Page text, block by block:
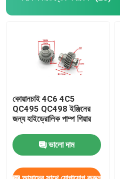
কোয়ানচাই 4C6 4C5
QC495 QC498 ইঞ্জিনের
জন্য হাইড্রোলিক পাম্প গিয়ার
ভালো দাম